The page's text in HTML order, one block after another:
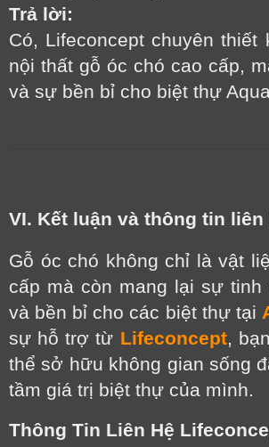
Trả lời:
Có, Lifeconcept chuyên thiết
nội thất gỗ óc chó cao cấp,
và sự bền bỉ cho biệt thự
VI. Kết luận và thông tin liên
Gỗ óc chó không chỉ là vật
cấp mà còn mang lại sự tinh
và bền bỉ cho các biệt thự tại
sự hỗ trợ từ Lifeconcept,
thể sở hữu không gian sống
tầm giá trị biệt thự của mình.
Thông Tin Liên Hệ